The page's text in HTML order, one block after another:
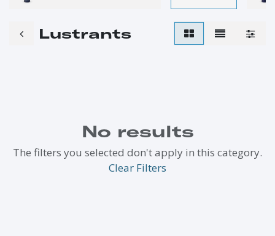
Lustrants
No results
The filters you selected don't apply in this category.
Clear Filters